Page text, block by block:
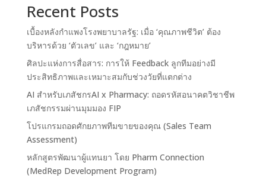
Recent Posts
เบื้องหลังกำแพงโรงพยาบาลรัฐ: เมื่อ ‘คุณภาพชีวิต’ ต้อง
บริหารด้วย ‘ตัวเลข’ และ ‘กฎหมาย’
ศิลปะแห่งการสื่อสาร: การให้ Feedback ลูกทีมอย่างมี
ประสิทธิภาพและเหมาะสมกับช่วงวัยที่แตกต่าง
AI สำหรับเภสัชกรAI x Pharmacy: ถอดรหัสอนาคตวิชาชีพ
เภสัชกรรมผ่านมุมมอง FIP
โปรแกรมถอดศักยภาพทีมขายของคุณ (Sales Team
Assessment)
หลักสูตรพัฒนาผู้แทนยา โดย Pharm Connection
(MedRep Development Program)